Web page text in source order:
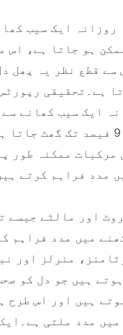
روزانہ ایک سیب
ہو جاتا ہے، اس
سے قطع نظر یہ پھل
ہے۔تحقیقی
ایک سیب کھانے
پریشر کا خطرہ 9 فیصد تک گھٹ
مرکبات ممکنہ طور
مدد فراہم کرتے
اور مالٹے جیسے
میں مدد فراہم
منرلز اور
ہیں جو دل کو
ہیں اور اس طرح
میں مدد ملتی